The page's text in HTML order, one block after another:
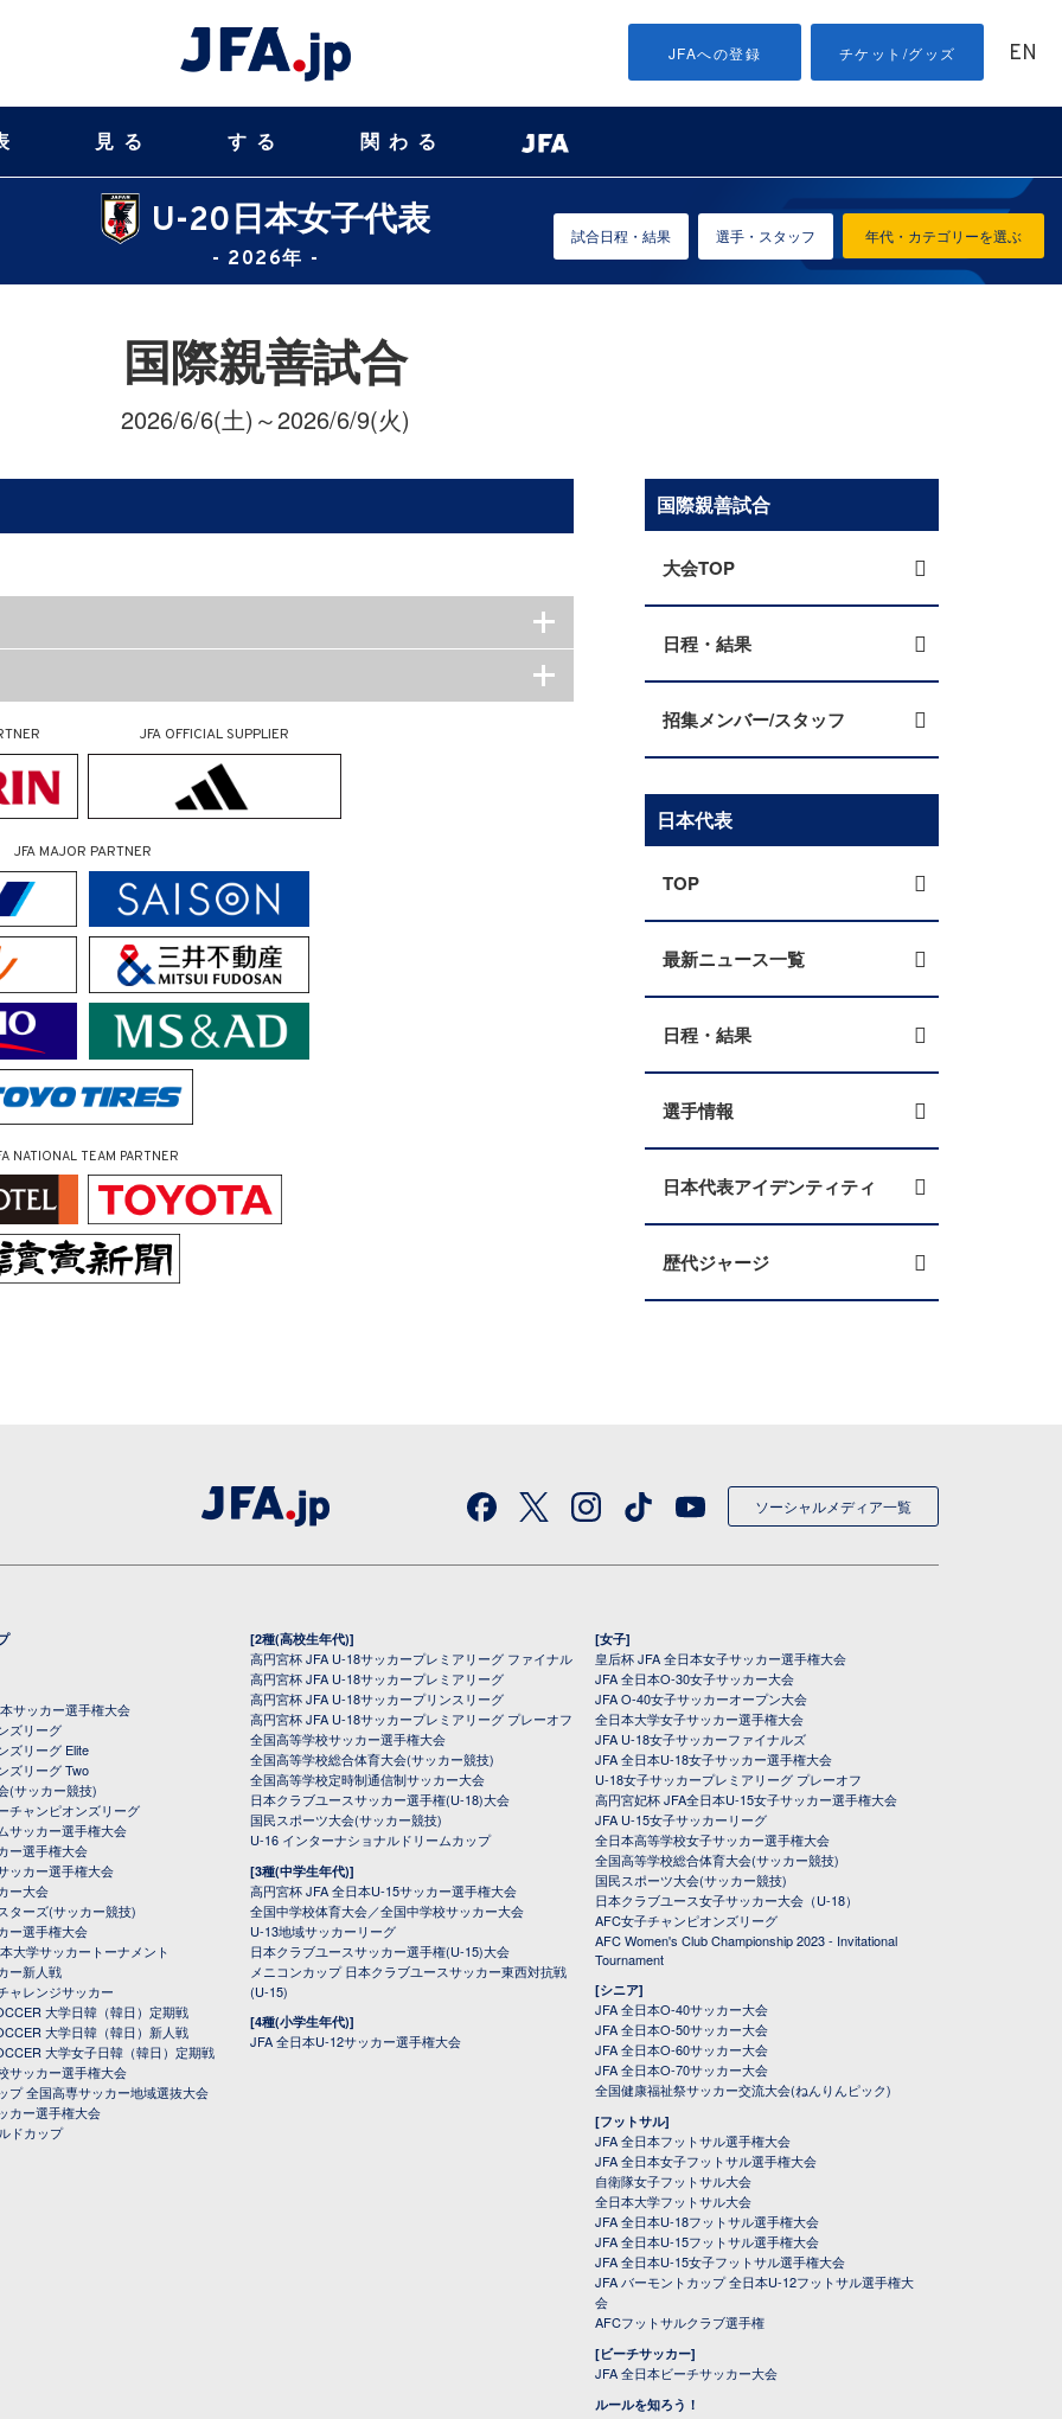
JFAへの登録 チケット/グッズ EN
見る する 関わる
U-20日本女子代表
- 2026年 -
年代・カテゴリーを選ぶ
試合日程・結果 選手・スタッフ
国際親善試合
2026/6/6(土)～2026/6/9(火)
JFA OFFICIALSUPPLIER
JFA MAJOR PARTNER
NATIONAL TEAM PARTNER
国際親善試合
大会TOP
日程・結果
招集メンバー/スタッフ
日本代表
TOP
最新ニュース一覧
日程・結果
選手情報
日本代表アイデンティティ
歴代ジャージ
ソーシャルメディア一覧
サッカー選手権大会
ズリーグ
ズリーグ Elite
ズリーグ Two
(サッカー競技)
チャンピオンズリーグ
サッカー選手権大会
ー選手権大会
ッカー選手権大会
ー大会
ターズ(サッカー競技)
ー選手権大会
大学サッカートーナメント
ー新人戦
ャレンジサッカー
大学日韓（韓日）定期戦
大学日韓（韓日）新人戦
大学女子日韓（韓日）定期戦
サッカー選手権大会
プ 全国高専サッカー地域選抜大会
カー選手権大会
ドカップ
[2種(高校生年代)]
高円宮杯 JFA U-18サッカープレミアリーグ ファイナル
高円宮杯 JFA U-18サッカープレミアリーグ
高円宮杯 JFA U-18サッカープリンスリーグ
高円宮杯 JFA U-18サッカープレミアリーグ プレーオフ
全国高等学校サッカー選手権大会
全国高等学校総合体育大会(サッカー競技)
全国高等学校定時制通信制サッカー大会
日本クラブユースサッカー選手権(U-18)大会
国民スポーツ大会(サッカー競技)
U-16 インターナショナルドリームカップ
[3種(中学生年代)]
高円宮杯 JFA 全日本U-15サッカー選手権大会
全国中学校体育大会／全国中学校サッカー大会
U-13地域サッカーリーグ
日本クラブユースサッカー選手権(U-15)大会
メニコンカップ 日本クラブユースサッカー東西対抗戦
(U-15)
[4種(小学生年代)]
JFA 全日本U-12サッカー選手権大会
[女子]
皇后杯 JFA 全日本女子サッカー選手権大会
JFA 全日本O-30女子サッカー大会
JFA O-40女子サッカーオープン大会
全日本大学女子サッカー選手権大会
JFA U-18女子サッカーファイナルズ
JFA 全日本U-18女子サッカー選手権大会
U-18女子サッカープレミアリーグ プレーオフ
高円宮妃杯 JFA全日本U-15女子サッカー選手権大会
JFA U-15女子サッカーリーグ
全日本高等学校女子サッカー選手権大会
全国高等学校総合体育大会(サッカー競技)
国民スポーツ大会(サッカー競技)
日本クラブユース女子サッカー大会（U-18）
AFC女子チャンピオンズリーグ
AFC Women's Club Championship 2023 - Invitational
Tournament
[シニア]
JFA 全日本O-40サッカー大会
JFA 全日本O-50サッカー大会
JFA 全日本O-60サッカー大会
JFA 全日本O-70サッカー大会
全国健康福祉祭サッカー交流大会(ねんりんピック)
[フットサル]
JFA 全日本フットサル選手権大会
JFA 全日本女子フットサル選手権大会
自衛隊女子フットサル大会
全日本大学フットサル大会
JFA 全日本U-18フットサル選手権大会
JFA 全日本U-15フットサル選手権大会
JFA 全日本U-15女子フットサル選手権大会
JFA バーモントカップ 全日本U-12フットサル選手権大
会
AFCフットサルクラブ選手権
[ビーチサッカー]
JFA 全日本ビーチサッカー大会
ルールを知ろう！